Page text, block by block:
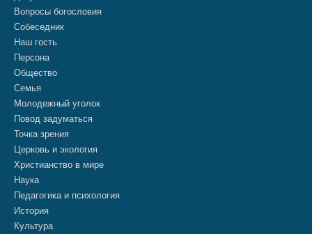
Вопросы богословия
Собеседник
Наш гость
Персона
Общество
Семья
Молодежный уголок
Повод задуматься
Точка зрения
Церковь и экология
Христианство в мире
Наука
Педагогика и психология
История
Культура